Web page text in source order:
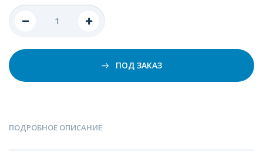
ПОД ЗАКАЗ
ПОДРОБНОЕ ОПИСАНИЕ